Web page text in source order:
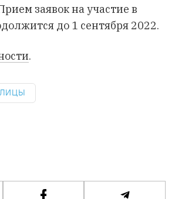
заявок на участие в
до 1 сентября 2022.
.